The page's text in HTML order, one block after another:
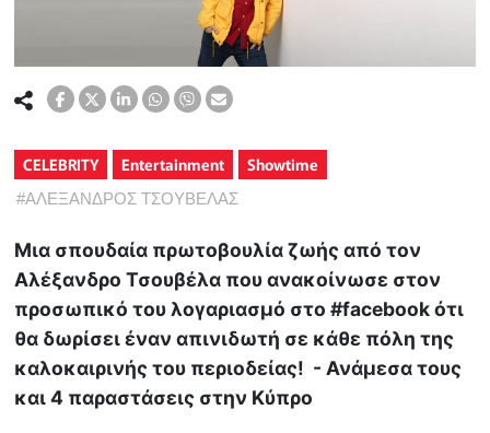
CELEBRITY Entertainment Showtime
#ΑΛΕΞΑΝΔΡΟΣ ΤΣΟΥΒΕΛΑΣ
Μια σπουδαία πρωτοβουλία ζωής από τον
Αλέξανδρο Τσουβέλα που ανακοίνωσε στον
προσωπικό του λογαριασμό στο #facebook ότι
θα δωρίσει έναν απινιδωτή σε κάθε πόλη της
καλοκαιρινής του περιοδείας! - Ανάμεσα τους
και 4 παραστάσεις στην Κύπρο